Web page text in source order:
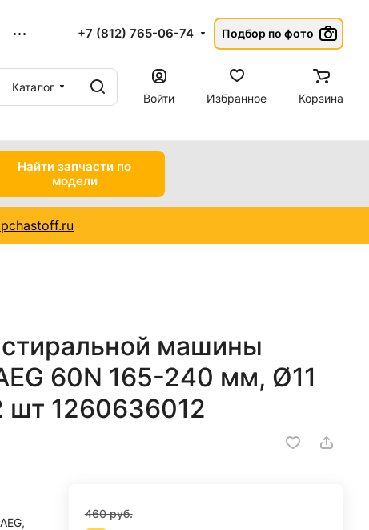
+7 (812) 765-06-74 Подбор по фото
Каталог
Войти
Избранное Корзина
Найти запчасти по
модели
машины
60N 165-240 мм, Ø11
шт 1260636012
460 руб.